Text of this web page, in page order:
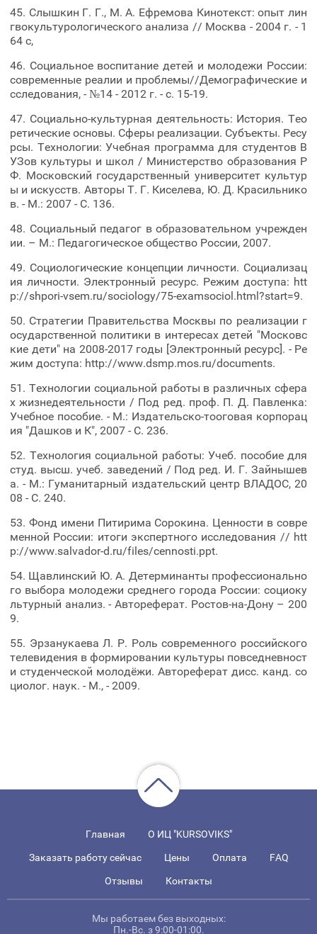
45. Слышкин Г. Г., М. А. Ефремова Кинотекст: опыт лин
гвокультурологического анализа // Москва - 2004 г. - 1
64 с,
46. Социальное воспитание детей и молодежи России:
современные реалии и проблемы//Демографические и
сследования, - №14 - 2012 г. - с. 15-19.
47. Социально-культурная деятельность: История. Тео
ретические основы. Сферы реализации. Субъекты. Ресу
рсы. Технологии: Учебная программа для студентов В
УЗов культуры и школ / Министерство образования Р
Ф. Московский государственный университет культур
ы и искусств. Авторы Т. Г. Киселева, Ю. Д. Красильнико
в. - М.: 2007 - С. 136.
48. Социальный педагог в образовательном учрежден
ии. – М.: Педагогическое общество России, 2007.
49. Социологические концепции личности. Социализац
ия личности. Электронный ресурс. Режим доступа: htt
p://shpori-vsem.ru/sociology/75-examsociol.html?start=9.
50. Стратегии Правительства Москвы по реализации г
осударственной политики в интересах детей "Московс
кие дети" на 2008-2017 годы [Электронный ресурс]. - Ре
жим доступа: http://www.dsmp.mos.ru/documents.
51. Технологии социальной работы в различных сфера
х жизнедеятельности / Под ред. проф. П. Д. Павленка:
Учебное пособие. - М.: Издательско-тооговая корпорац
ия "Дашков и К", 2007 - С. 236.
52. Технология социальной работы: Учеб. пособие для
студ. высш. учеб. заведений / Под ред. И. Г. Зайнышев
а. - М.: Гуманитарный издательский центр ВЛАДОС, 20
08 - С. 240.
53. Фонд имени Питирима Сорокина. Ценности в совре
менной России: итоги экспертного исследования // htt
p://www.salvador-d.ru/files/cennosti.ppt.
54. Щавлинский Ю. А. Детерминанты профессионально
го выбора молодежи среднего города России: социоку
льтурный анализ. - Автореферат. Ростов-на-Дону – 200
9.
55. Эрзанукаева Л. Р. Роль современного российского
телевидения в формировании культуры повседневност
и студенческой молодёжи. Автореферат дисс. канд. со
циолог. наук. - М., - 2009.
Главная О ИЦ "KURSOVIKS"
Заказать работу сейчас Цены Оплата FAQ
Отзывы Контакты
Мы работаем без выходных:
Пн.-Вс. з 9:00-01:00.